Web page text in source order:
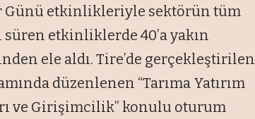
Günü etkinlikleriyle sektörün tüm
etkinliklerde 40’a yakın
ele aldı. Tire’de gerçekleştirilen
düzenlenen “Tarıma Yatırım
ve Girişimcilik” konulu oturum